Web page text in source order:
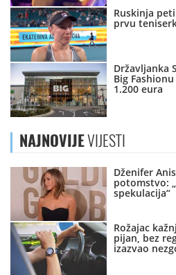
Ruskinja
prvu
Državljanka
Big
1.200 eura
NAJNOVIJEVIJESTI
Dženifer
potomstvo:
spekulacija“
Rožajac
pijan, bez
izazvao